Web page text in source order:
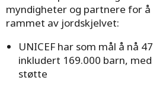
myndigheter og partnere for å
rammet av jordskjelvet:
UNICEF har som mål å nå
inkludert 169.000 barn,
støtte